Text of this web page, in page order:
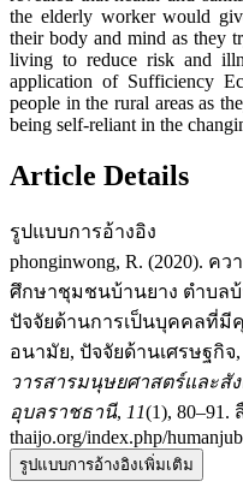
the elderly worker would
their body and mind as they
living to reduce risk and
application of Sufficiency
people in the rural areas as
being self-reliant in the
Article Details
รูปแบบการอ้างอิง
phonginwong, R. (2020).
ศึกษาชุมชนบ้านยาง ตำบลบ้
ปัจจัยด้านการเป็นบุคคลที่
อนามัย, ปัจจัยด้านเศรษฐกิ
วารสารมนุษยศาสตร์และสั
อุบลราชธานี, 11(1), 80–91.
thaijo.org/index.php/
รูปแบบการอ้างอิงเพิ่มเติม